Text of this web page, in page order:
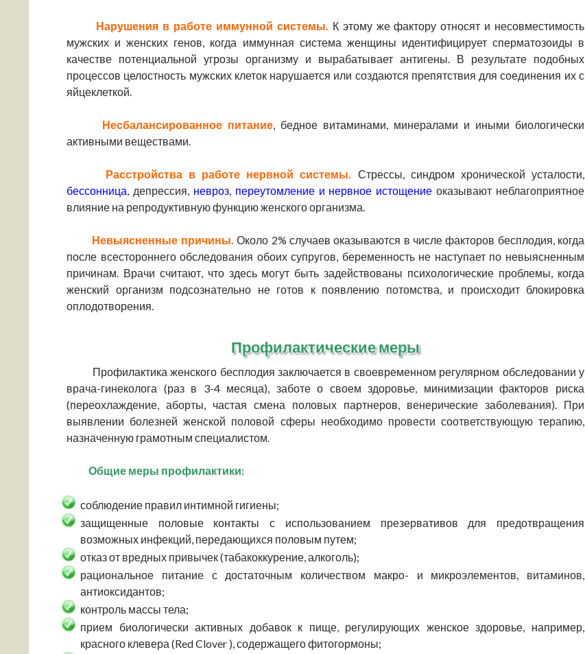
Нарушения в работе иммунной системы. К этому же фактору относят и несовместимость
мужских и женских генов, когда иммунная система женщины идентифицирует сперматозоиды в
качестве потенциальной угрозы организму и вырабатывает антигены. В результате подобных
процессов целостность мужских клеток нарушается или создаются препятствия для соединения их с
яйцеклеткой.
Несбалансированное питание, бедное витаминами, минералами и иными биологически
активными веществами.
Расстройства в работе нервной системы. Стрессы, синдром хронической усталости,
бессонница, депрессия, невроз, переутомление и нервное истощение оказывают неблагоприятное
влияние на репродуктивную функцию женского организма.
Невыясненные причины. Около 2% случаев оказываются в числе факторов бесплодия, когда
после всестороннего обследования обоих супругов, беременность не наступает по невыясненным
причинам. Врачи считают, что здесь могут быть задействованы психологические проблемы, когда
женский организм подсознательно не готов к появлению потомства, и происходит блокировка
оплодотворения.
Профилактические меры
Профилактика женского бесплодия заключается в своевременном регулярном обследовании у
врача-гинеколога (раз в 3-4 месяца), заботе о своем здоровье, минимизации факторов риска
(переохлаждение, аборты, частая смена половых партнеров, венерические заболевания). При
выявлении болезней женской половой сферы необходимо провести соответствующую терапию,
назначенную грамотным специалистом.
Общие меры профилактики:
соблюдение правил интимной гигиены;
защищенные половые контакты с использованием презервативов для предотвращения
возможных инфекций, передающихся половым путем;
отказ от вредных привычек (табакоккурение, алкоголь);
рациональное питание с достаточным количеством макро- и микроэлементов, витаминов,
антиоксидантов;
контроль массы тела;
прием биологически активных добавок к пище, регулирующих женское здоровье, например,
красного клевера (Red Clover ), содержащего фитогормоны;